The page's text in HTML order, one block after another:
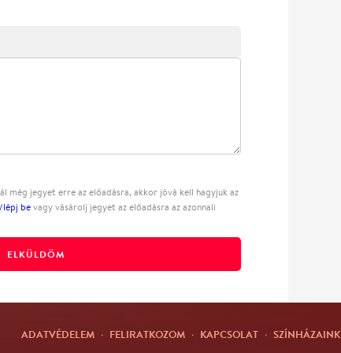
még jegyet erre az előadásra, akkor jóvá kell hagyjuk az
lépj bevagy vásárolj jegyet az előadásra az azonnali
ELKÜLDÖM
ADATVÉDELEM · FELIRATKOZOM · KAPCSOLAT · SZÍNHÁZAINK